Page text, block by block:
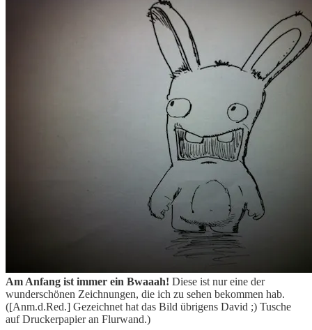
Am Anfang ist immer ein Bwaaah! Diese ist nur eine der
wunderschönen Zeichnungen, die ich zu sehen bekommen hab.
([Anm.d.Red.] Gezeichnet hat das Bild übrigens David ;) Tusche
auf Druckerpapier an Flurwand.)